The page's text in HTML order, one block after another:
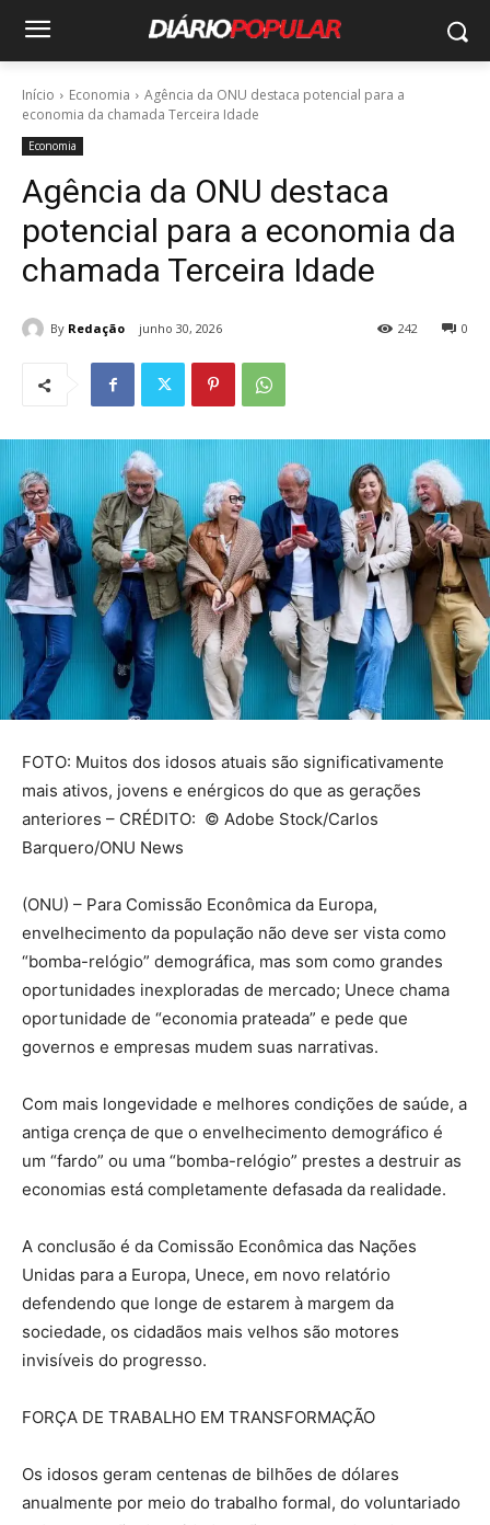
Início Economia
Agência da ONU destaca potencial para a
economia da chamada Terceira Idade
Economia
Agência da ONU destaca
potencial para a economia da
chamada Terceira Idade
By Redação junho 30, 2026 0
242
FOTO: Muitos dos idosos atuais são significativamente
mais ativos, jovens e enérgicos do que as gerações
anteriores – CRÉDITO: © Adobe Stock/Carlos
Barquero/ONU News
(ONU) – Para Comissão Econômica da Europa,
envelhecimento da população não deve ser vista como
“bomba-relógio” demográfica, mas som como grandes
oportunidades inexploradas de mercado; Unece chama
oportunidade de “economia prateada” e pede que
governos e empresas mudem suas narrativas.
Com mais longevidade e melhores condições de saúde, a
antiga crença de que o envelhecimento demográfico é
um “fardo” ou uma “bomba-relógio” prestes a destruir as
economias está completamente defasada da realidade.
A conclusão é da Comissão Econômica das Nações
Unidas para a Europa, Unece, em novo relatório
defendendo que longe de estarem à margem da
sociedade, os cidadãos mais velhos são motores
invisíveis do progresso.
FORÇA DE TRABALHO EM TRANSFORMAÇÃO
Os idosos geram centenas de bilhões de dólares
anualmente por meio do trabalho formal, do voluntariado